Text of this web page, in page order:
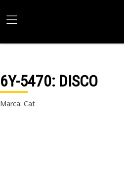
6Y-5470: DISCO
Marca: Cat